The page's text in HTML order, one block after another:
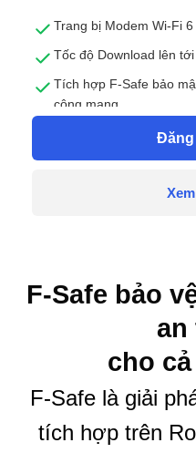
Trang bị Modem Wi-Fi 6
Tốc độ Download lên
Tích hợp F-Safe bảo
công mạng
Tặng 1 thiết bị Access
Đăng
F-Safe bảo
an
cho
F-Safe là giải
tích hợp trên